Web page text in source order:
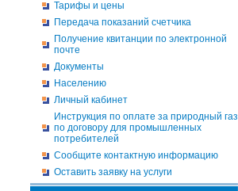
Тарифы и цены
Передача показаний счетчика
Получение квитанции по электронной
почте
Документы
Населению
Личный кабинет
Инструкция по оплате за природный газ
по договору для промышленных
потребителей
Сообщите контактную информацию
Оставить заявку на услуги